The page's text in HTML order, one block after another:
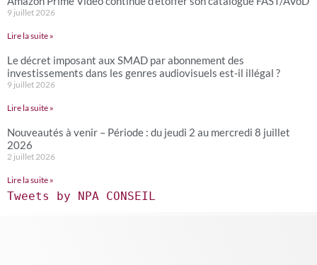
9 juillet 2026
Lire la suite »
Le décret imposant aux SMAD par abonnement des
investissements dans les genres audiovisuels est-il illégal ?
9 juillet 2026
Lire la suite »
Nouveautés à venir – Période : du jeudi 2 au mercredi 8 juillet
2026
2 juillet 2026
Lire la suite »
Tweets by NPA CONSEIL